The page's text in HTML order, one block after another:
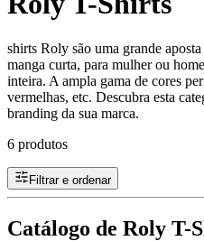
shirts Roly são uma grande
manga curta, para mulher ou
inteira. A ampla gama de cores
vermelhas, etc. Descubra esta
branding da sua marca.
6 produtos
Filtrar e ordenar
Catálogo de Roly T-